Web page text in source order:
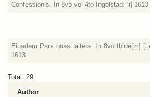
Confessionis. In 8vo vel 4to Ingolstad:[ii] 1613
Eiusdem Pars quasi altera. In 8vo Ibide[m]
1613
Total: 29.
Author